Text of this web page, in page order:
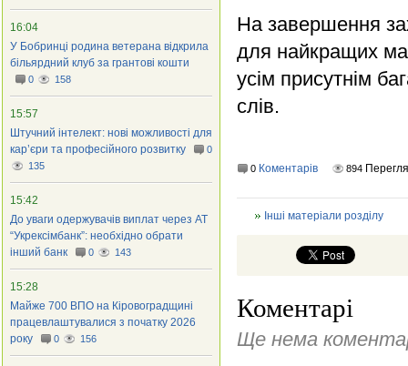
На завершення
для найкращих
усім присутнім
слів.
0 Коментарів 894
Інші матеріали розділу
Коментарі
Ще нема
16:04
У Бобринці родина ветерана відкрила
більярдний клуб за грантові кошти
0 158
15:57
Штучний інтелект: нові можливості для
кар’єри та професійного розвитку
0
135
15:42
До уваги одержувачів виплат через АТ
“Укрексімбанк”: необхідно обрати
інший банк
0 143
15:28
Майже 700 ВПО на Кіровоградщині
працевлаштувалися з початку 2026
року
0 156